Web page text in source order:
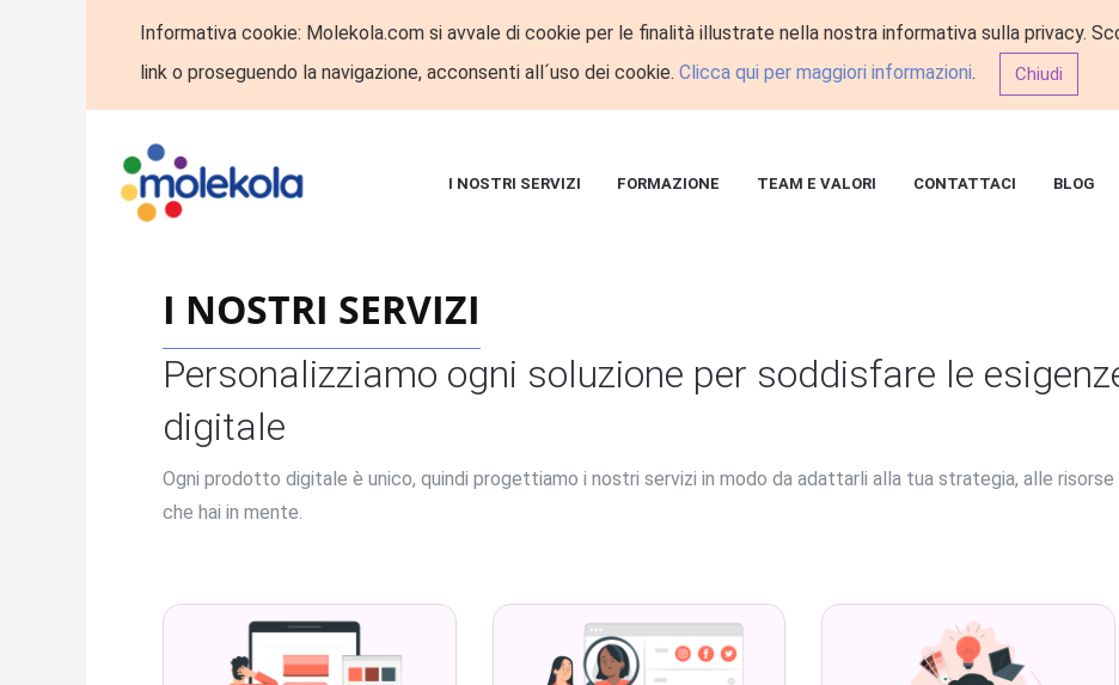
Informativa cookie: Molekola.com si avvale di cookie per le finalità illustrate nella nostra informativa sulla privacy.
link o proseguendo la navigazione, acconsenti all´uso dei cookie. Clicca qui per maggiori informazioni. Chiudi
I NOSTRI SERVIZI FORMAZIONE TEAM E VALORI CONTATTACI BLOG
I NOSTRI SERVIZI
Personalizziamo ogni soluzione per soddisfare le
digitale
Ogni prodotto digitale è unico, quindi progettiamo i nostri servizi in modo da adattarli alla tua strategia, alle
che hai in mente.